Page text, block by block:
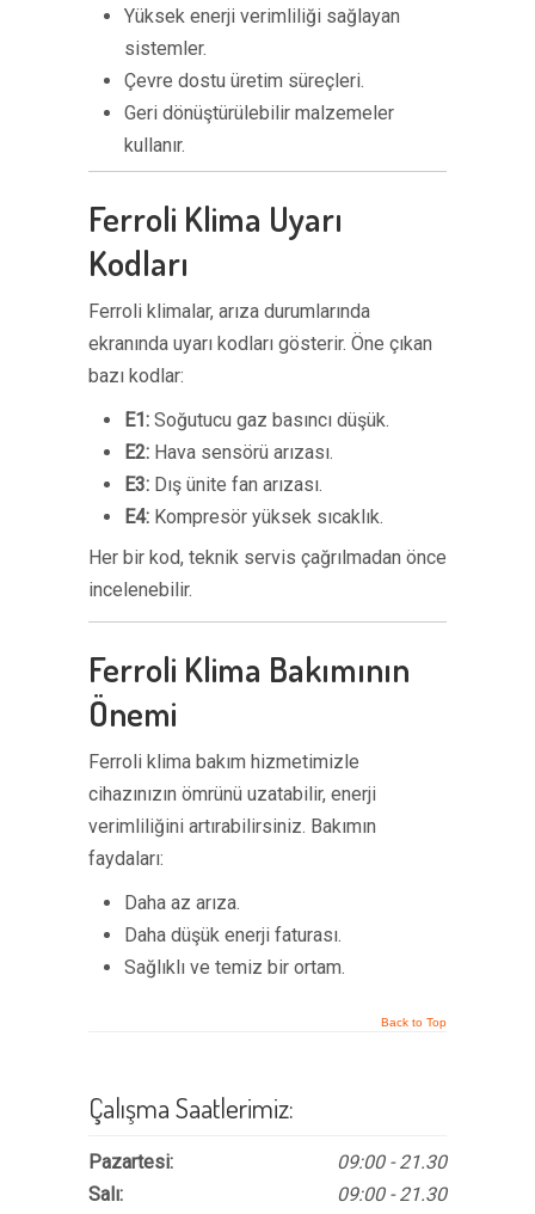
Yüksek enerji verimliliği sağlayan
sistemler.
Çevre dostu üretim süreçleri.
Geri dönüştürülebilir malzemeler
kullanır.
Ferroli Klima Uyarı
Kodları
Ferroli klimalar, arıza durumlarında
ekranında uyarı kodları gösterir. Öne çıkan
bazı kodlar:
E1: Soğutucu gaz basıncı düşük.
E2: Hava sensörü arızası.
E3: Dış ünite fan arızası.
E4: Kompresör yüksek sıcaklık.
Her bir kod, teknik servis çağrılmadan önce
incelenebilir.
Ferroli Klima Bakımının
Önemi
Ferroli klima bakım hizmetimizle
cihazınızın ömrünü uzatabilir, enerji
verimliliğini artırabilirsiniz. Bakımın
faydaları:
Daha az arıza.
Daha düşük enerji faturası.
Sağlıklı ve temiz bir ortam.
Back to Top
Çalışma Saatlerimiz:
Pazartesi:
Salı:
09:00 - 21.30
09:00 - 21.30